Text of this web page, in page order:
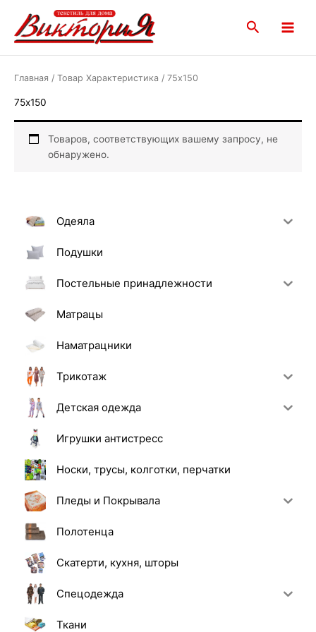
содержимому
Поиск
Menu
Одеяла
Подушки
Постельные принадлежности
Матрацы
Наматрацники
Трикотаж
Детская одежда
Игрушки антистресс
Носки, трусы, колготки, перчатки
Пледы и Покрывала
Полотенца
Скатерти, кухня, шторы
Спецодежда
Ткани
Главная / Товар Характеристика / 75х150
75х150
Товаров, соответствующих вашему запросу, не
обнаружено.